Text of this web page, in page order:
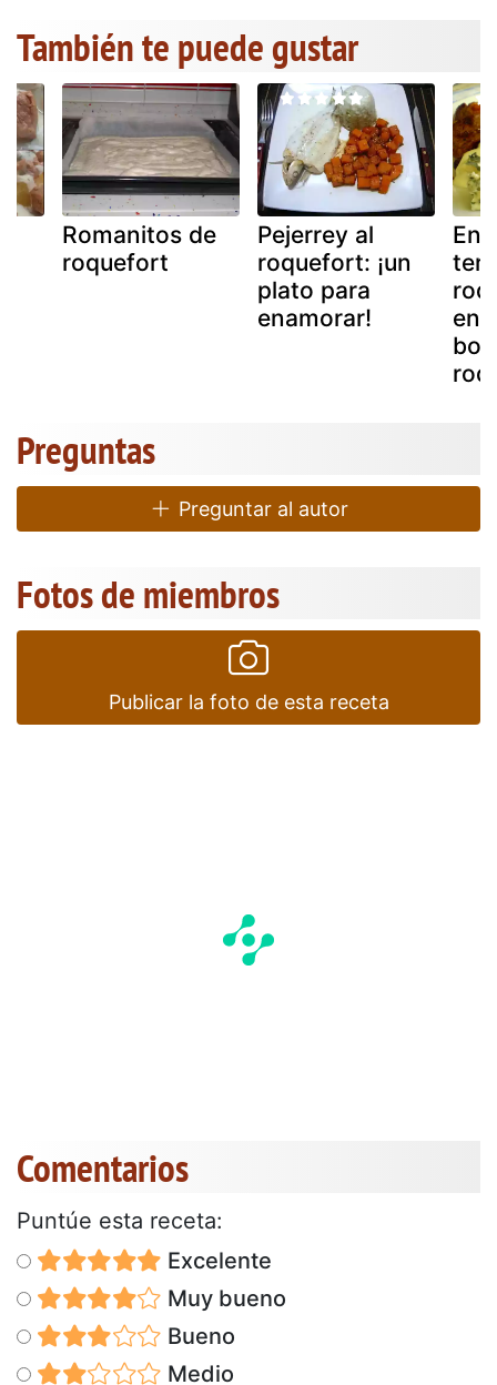
También te puede gustar
Romanitos de
roquefort
Pejerrey al
roquefort: ¡un
plato para
enamorar!
Preguntas
Preguntar al autor
Fotos de miembros
Publicar la foto de esta receta
Comentarios
Puntúe esta receta:
Excelente
Muy bueno
Bueno
Medio